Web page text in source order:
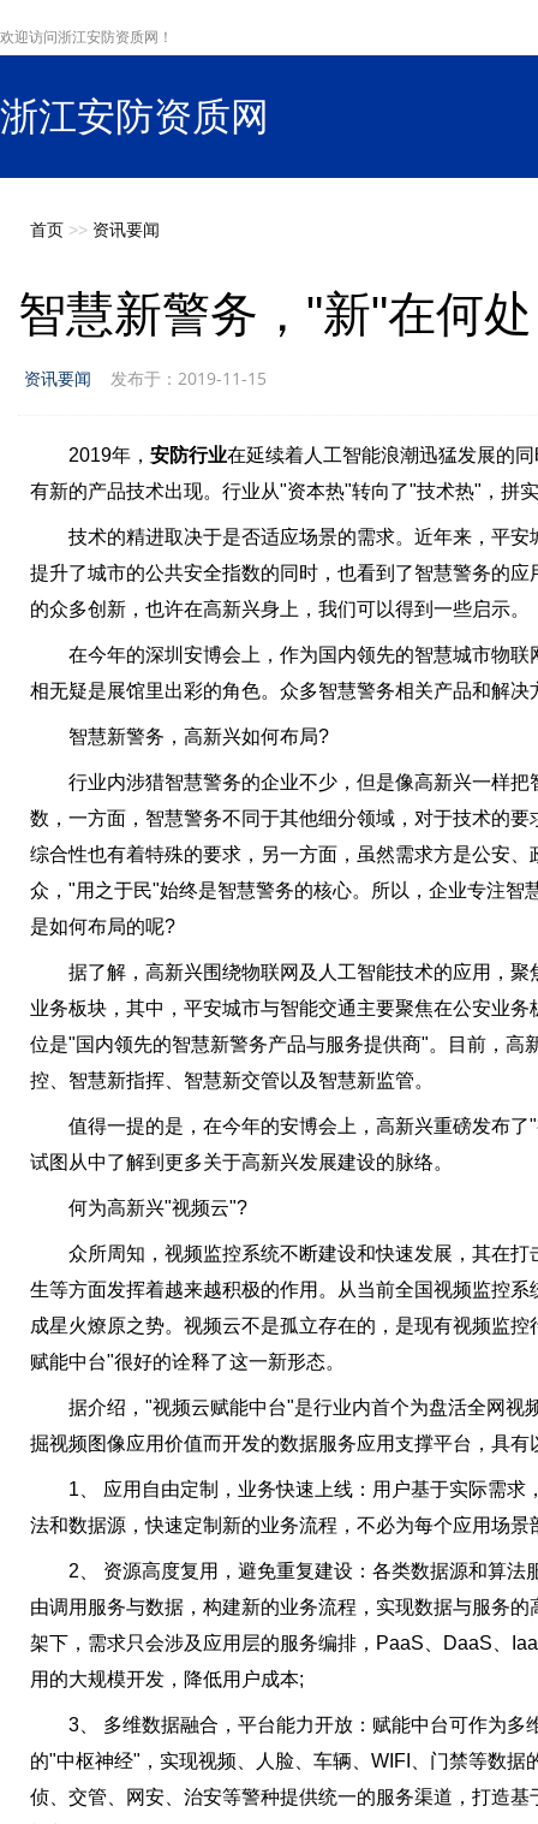
欢迎访问浙江安防资质网！
浙江安防资质网
首页 >> 资讯要闻
智慧新警务，"新"在何
资讯要闻 发布于：2019-11-15
2019年， 安防行业在延续着人工智能浪潮迅猛发展的
有新的产品技术出现。行业从"资本热"转向了"技术热"，拼
技术的精进取决于是否适应场景的需求。近年来，平安
提升了城市的公共安全指数的同时，也看到了智慧警务的
的众多创新，也许在高新兴身上，我们可以得到一些启示。
在今年的深圳安博会上，作为国内领先的智慧城市物联
相无疑是展馆里出彩的角色。众多智慧警务相关产品和解
智慧新警务，高新兴如何布局?
行业内涉猎智慧警务的企业不少，但是像高新兴一样把
数，一方面，智慧警务不同于其他细分领域，对于技术的
综合性也有着特殊的要求，另一方面，虽然需求方是公安
众，"用之于民"始终是智慧警务的核心。所以，企业专注智
是如何布局的呢?
据了解，高新兴围绕物联网及人工智能技术的应用，聚
业务板块，其中，平安城市与智能交通主要聚焦在公安业
位是"国内领先的智慧新警务产品与服务提供商"。目前，高
控、智慧新指挥、智慧新交管以及智慧新监管。
值得一提的是，在今年的安博会上，高新兴重磅发布了"
试图从中了解到更多关于高新兴发展建设的脉络。
何为高新兴"视频云"?
众所周知，视频监控系统不断建设和快速发展，其在打
生等方面发挥着越来越积极的作用。从当前全国视频监控
成星火燎原之势。视频云不是孤立存在的，是现有视频监
赋能中台"很好的诠释了这一新形态。
据介绍，"视频云赋能中台"是行业内首个为盘活全网视
掘视频图像应用价值而开发的数据服务应用支撑平台，具有
1、 应用自由定制，业务快速上线：用户基于实际需求
法和数据源，快速定制新的业务流程，不必为每个应用场景
2、 资源高度复用，避免重复建设：各类数据源和算法
由调用服务与数据，构建新的业务流程，实现数据与服务
架下，需求只会涉及应用层的服务编排，PaaS、DaaS、
用的大规模开发，降低用户成本;
3、 多维数据融合，平台能力开放：赋能中台可作为多
的"中枢神经"，实现视频、人脸、车辆、WIFI、门禁等数据
侦、交管、网安、治安等警种提供统一的服务渠道，打造